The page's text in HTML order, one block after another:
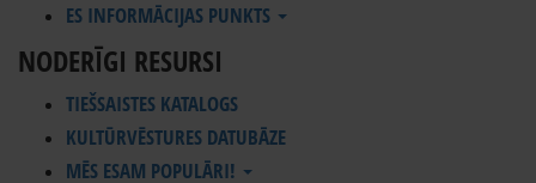
ES INFORMĀCIJAS PUNKTS
NODERĪGI RESURSI
TIEŠSAISTES KATALOGS
KULTŪRVĒSTURES DATUBĀZE
MĒS ESAM POPULĀRI!